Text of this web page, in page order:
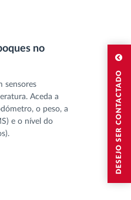
DESEJO SER CONTACTADO
no
sensores
Aceda a
o peso, a
e o nível do